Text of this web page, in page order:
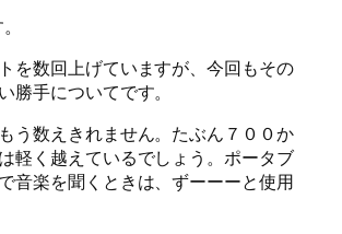
を数回上げていますが、今回もその
勝手についてです。
う数えきれません。たぶん７００か
軽く越えているでしょう。ポータブ
音楽を聞くときは、ずーーーと使用